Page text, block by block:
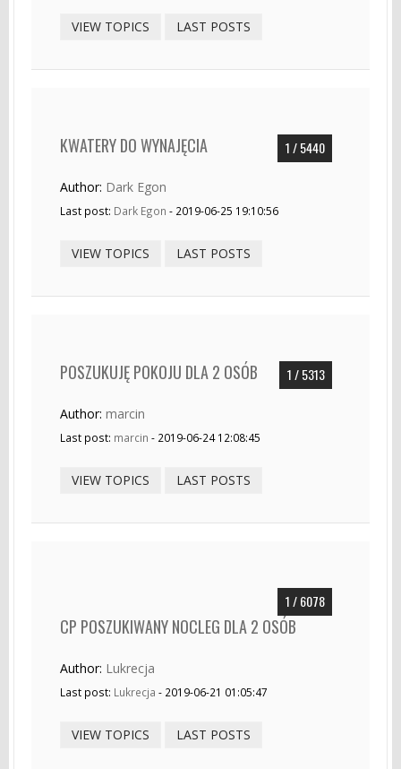
VIEW TOPICS LAST POSTS
1 / 5440
KWATERY DO WYNAJĘCIA
Author: Dark Egon
Last post: Dark Egon - 2019-06-25 19:10:56
VIEW TOPICS LAST POSTS
1 / 5313
POSZUKUJĘ POKOJU DLA 2 OSÓB
Author: marcin
Last post: marcin - 2019-06-24 12:08:45
VIEW TOPICS LAST POSTS
1 / 6078
CP POSZUKIWANY NOCLEG DLA 2 OSÓB
Author: Lukrecja
Last post: Lukrecja - 2019-06-21 01:05:47
VIEW TOPICS LAST POSTS